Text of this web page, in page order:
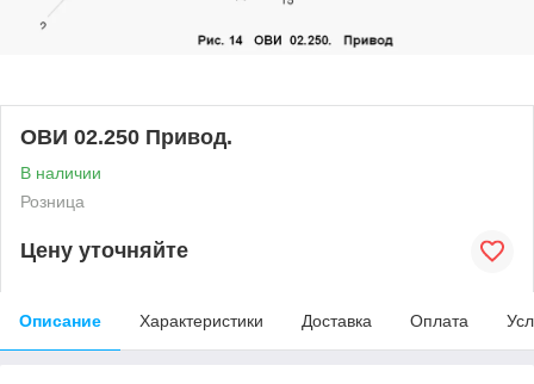
ОВИ 02.250 Привод.
В наличии
Розница
Цену уточняйте
Описание Характеристики Доставка Оплата